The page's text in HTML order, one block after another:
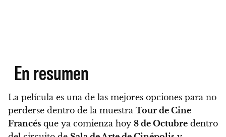
En resumen
La película es una de las mejores opciones para no
perderse dentro de la muestra Tour de Cine
Francés que ya comienza hoy 8 de Octubre dentro